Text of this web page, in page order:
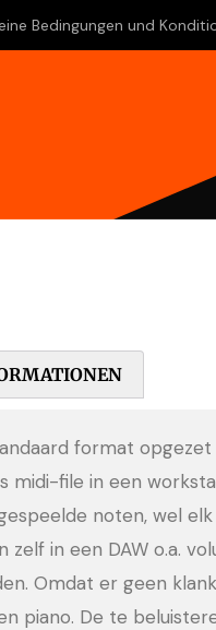
Bedingungen und
format opgezet
midi-file in een
noten, wel
in een DAW o.a.
Omdat er geen
piano. De te